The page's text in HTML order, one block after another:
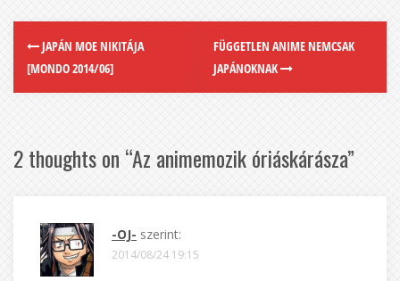
JAPÁN MOE NIKITÁJA
[MONDO 2014/06]
FÜGGETLEN ANIME NEMCSAK
JAPÁNOKNAK
2 thoughts on “Az animemozik óriáskárásza”
-OJ- szerint:
2014/08/24 19:15